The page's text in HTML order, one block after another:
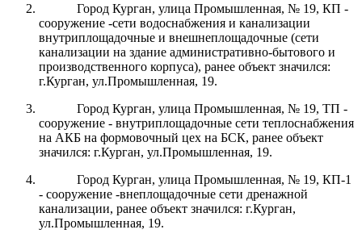
Город Курган, улица Промышленная, № 19, КП -
сооружение -сети водоснабжения и канализации
внутриплощадочные и внешнеплощадочные (сети
канализации на здание административно-бытового и
производственного корпуса), ранее объект значился:
г.Курган, ул.Промышленная, 19.
Город Курган, улица Промышленная, № 19, ТП -
сооружение - внутриплощадочные сети теплоснабжения
на АКБ на формовочный цех на БСК, ранее объект
значился: г.Курган, ул.Промышленная, 19.
Город Курган, улица Промышленная, № 19, КП-1
- сооружение -внеплощадочные сети дренажной
канализации, ранее объект значился: г.Курган,
ул.Промышленная, 19.